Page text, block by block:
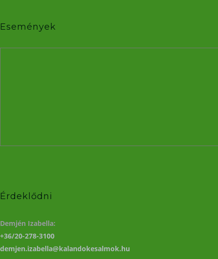
Események
Érdeklődni
Demjén Izabella:
+36/20-278-3100
demjen.izabella@kalandokesalmok.hu